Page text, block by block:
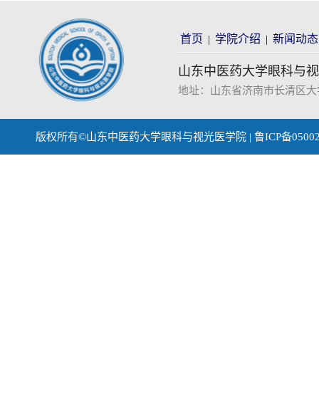
首页 | 学院介绍 | 新闻动态
山东中医药大学眼科与
地址：山东省济南市长清区
版权所有©山东中医药大学眼科与视光医学院 | 鲁ICP备